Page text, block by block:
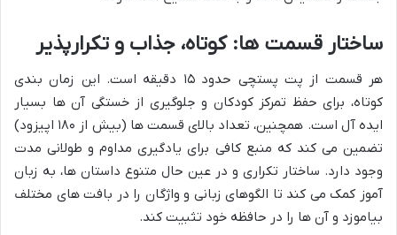
ساختار قسمت ها: کوتاه، جذاب و تکرارپذیر
هر قسمت از پت پستچی حدود ۱۵ دقیقه است. این زمان بندی
کوتاه، برای حفظ تمرکز کودکان و جلوگیری از خستگی آن ها بسیار
ایده آل است. همچنین، تعداد بالای قسمت ها (بیش از ۱۸۰ اپیزود)
تضمین می کند که منبع کافی برای یادگیری مداوم و طولانی مدت
وجود دارد. ساختار تکراری و در عین حال متنوع داستان ها، به زبان
آموز کمک می کند تا الگوهای زبانی و واژگان را در بافت های مختلف
بیاموزد و آن ها را در حافظه خود تثبیت کند.